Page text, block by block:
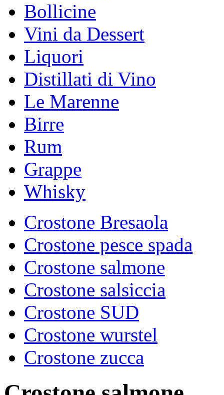
Bollicine
Vini da Dessert
Liquori
Distillati di Vino
Le Marenne
Birre
Rum
Grappe
Whisky
Crostone Bresaola
Crostone pesce spada
Crostone salmone
Crostone salsiccia
Crostone SUD
Crostone wurstel
Crostone zucca